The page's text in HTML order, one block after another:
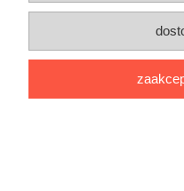
pokaż
Sklep